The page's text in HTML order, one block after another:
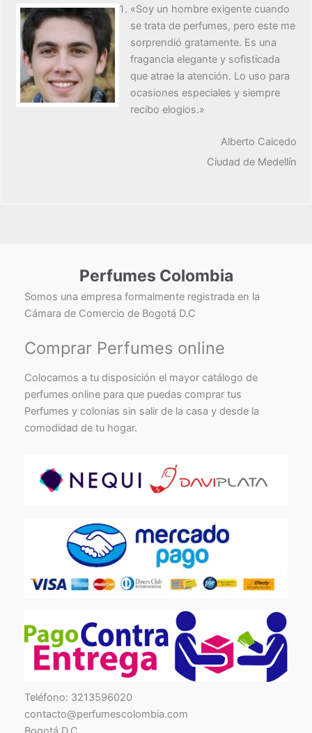
«Soy un hombre exigente cuando
se trata de perfumes, pero este me
sorprendió gratamente. Es una
fragancia elegante y sofisticada
que atrae la atención. Lo uso para
ocasiones especiales y siempre
recibo elogios.»
Alberto Caicedo
Ciudad de Medellín
Perfumes Colombia
Somos una empresa formalmente registrada en la
Cámara de Comercio de Bogotá D.C
Comprar Perfumes online
Colocamos a tu disposición el mayor catálogo de
perfumes online para que puedas comprar tus
Perfumes y colonias sin salir de la casa y desde la
comodidad de tu hogar.
Teléfono: 3213596020
contacto@perfumescolombia.com
TikTokFacebook
Instagram